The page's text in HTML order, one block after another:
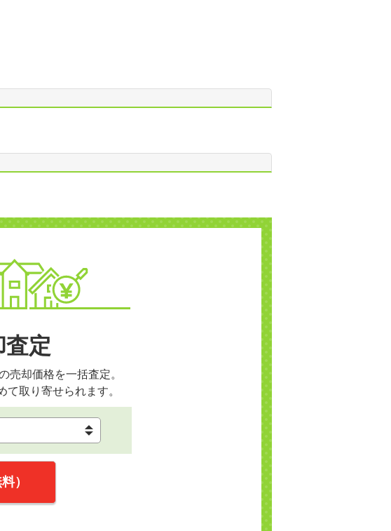
定
売却価格を一括査定。
て取り寄せられます。
）